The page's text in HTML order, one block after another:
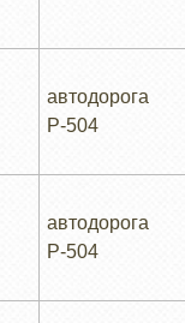
автодорога
Р-504
автодорога
Р-504